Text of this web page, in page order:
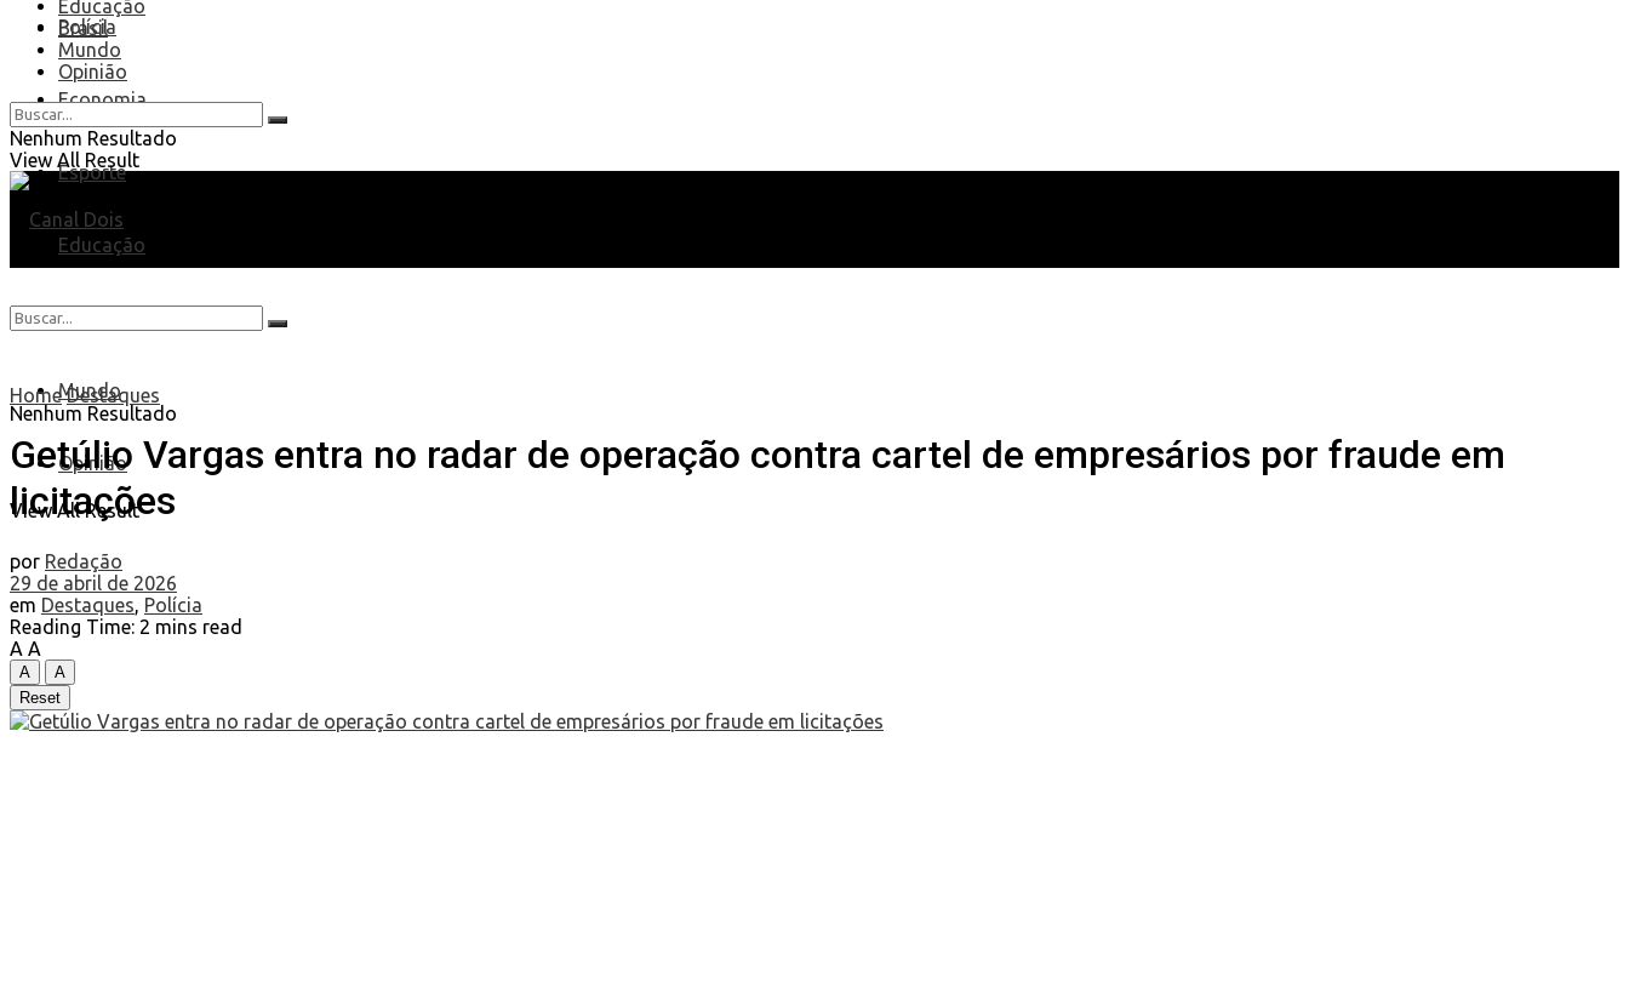
Polícia
Economia
Esporte
Educação
Brasil
Mundo
Opinião
Educação
Brasil
Mundo
Opinião
Nenhum Resultado
View All Result
Nenhum Resultado
View All Result
Home Destaques
Getúlio Vargas entra no radar de operação contra cartel de empresários por fraude em
licitações
por Redação
29 de abril de 2026
em Destaques, Polícia
Reading Time: 2 mins read
A A
A
A
Reset